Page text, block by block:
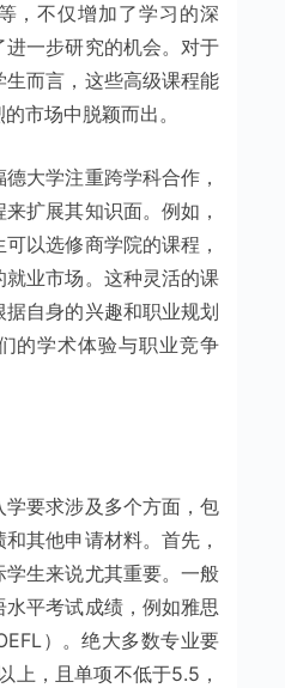
，不仅增加了学习的深
一步研究的机会。对于
而言，这些高级课程能
市场中脱颖而出。
大学注重跨学科合作，
扩展其知识面。例如，
以选修商学院的课程，
业市场。这种灵活的课
自身的兴趣和职业规划
的学术体验与职业竞争
要求涉及多个方面，包
其他申请材料。首先，
生来说尤其重要。一般
平考试成绩，例如雅思
）。绝大多数专业要
上，且单项不低于5.5，